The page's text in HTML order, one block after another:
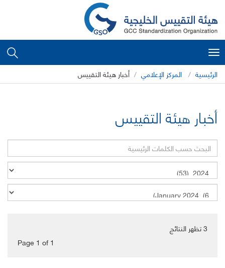
Toggle
navigation
الرئيسية المركز الإعلامي أخبار هيئة التقييس
أخبار هيئة التقييس
3تظهر النتائج
Page 1 of1